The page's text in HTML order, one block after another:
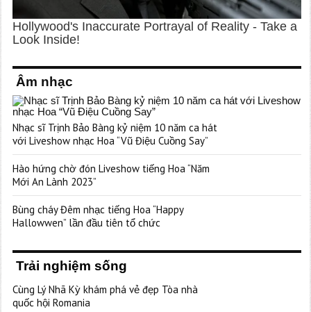
Âm nhạc
Nhạc sĩ Trịnh Bảo Bàng kỷ niệm 10 năm ca hát
với Liveshow nhạc Hoa “Vũ Điệu Cuồng Say”
Hào hứng chờ đón Liveshow tiếng Hoa “Năm
Mới An Lành 2023”
Bùng cháy Đêm nhạc tiếng Hoa “Happy
Hallowwen” lần đầu tiên tổ chức
Trải nghiệm sống
Cùng Lý Nhã Kỳ khám phá vẻ đẹp Tòa nhà
quốc hội Romania